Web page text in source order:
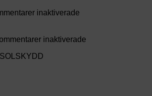
markis
ny
inaktiverade
inaktiverade